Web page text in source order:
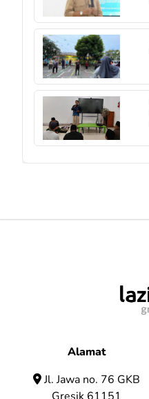
Alamat
Jl. Jawa no. 76 GKB